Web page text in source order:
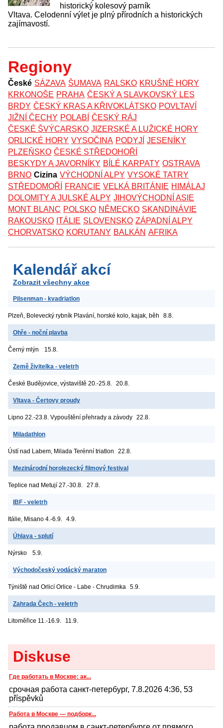
historický kolesový parník
Vltava. Celodenní výlet je plný přírodních a historických
zajímavostí.
Regiony
České SÁZAVA ŠUMAVA RALSKO KRUŠNÉ HORY
KRKONOŠE PRAHA ČESKÝ A SLAVKOVSKÝ LES
BRDY ČESKÝ KRAS A KŘIVOKLÁTSKO POVLTAVÍ
JIŽNÍ ČECHY POLABÍ ČESKÝ RÁJ
ČESKÉ ŠVÝCARSKO JIZERSKÉ A LUŽICKÉ HORY
ORLICKÉ HORY VYSOČINA PODYJÍ JESENÍKY
PLZEŇSKO ČESKÉ STŘEDOHOŘÍ
BESKYDY A JAVORNÍKY BÍLÉ KARPATY OSTRAVA
BRNO Cizina VÝCHODNÍ ALPY VYSOKÉ TATRY
STŘEDOMOŘÍ
FRANCIE VELKÁ BRITÁNIE HIMÁLAJ
DOLOMITY A JULSKÉ ALPY JIHOVÝCHODNÍ ASIE
MONT BLANC POLSKO NĚMECKO SKANDINÁVIE
RAKOUSKO ITÁLIE SLOVENSKO ZÁPADNÍ ALPY
CHORVATSKO KORUTANY BALKÁN AFRIKA
Kalendář akcí
Zobrazit všechny akce
Pilsenman - kvadriatlon
Plzeň, Bolevecký rybník Plavání, horské kolo, kajak, běh 8.8.
Ohře - noční plavba
Černý mlýn 15.8.
Země živitelka - veletrh
České Budějovice, výstaviště 20.-25.8. 20.8.
Vltava - Čertovy proudy
Lipno 22.-23.8. Vypouštění přehrady a závody 22.8.
Miladathlon
Ústí nad Labem, Milada Terénní triatlon 22.8.
Mezinárodní horolezecký filmový festival
Teplice nad Metují 27.-30.8. 27.8.
IBF - veletrh
Itálie, Misano 4.-6.9. 4.9.
Úhlava - splutí
Nýrsko 5.9.
Východočeský vodácký maraton
Týniště nad Orlicí Orlice - Labe - Chrudimka 5.9.
Zahrada Čech - veletrh
Litoměřice 11.-16.9. 11.9.
Diskuse
Где работать в Москве: ак...
срочная работа санкт-петербург, 7.8.2026 4:36, 53
příspěvků
Работа в Москве — подборк...